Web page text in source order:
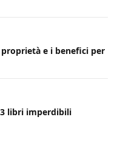
e i benefici per
3 libri imperdibili